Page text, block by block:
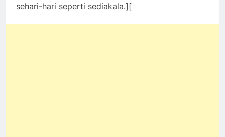
sehari-hari seperti sediakala.][